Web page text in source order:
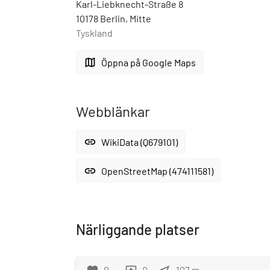
Karl-Liebknecht-Straße 8
10178 Berlin, Mitte
Tyskland
map Öppna på Google Maps
Webblänkar
link WikiData (Q679101)
link OpenStreetMap (474111581)
Närliggande platser